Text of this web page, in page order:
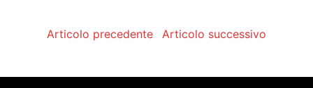
Articolo precedente Articolo successivo
Assistenza infermieristica per pazienti allettati a
Roma: vantaggi